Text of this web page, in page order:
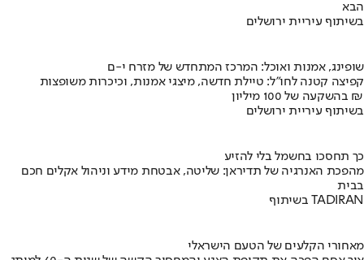
הבא
בשיתוף עיריית ירושלים
שופינג, אמנות ואוכל: המרכז המתחדש של מזרח י-ם
קפיצה קטנה לחו"ל: טיילת חדשה, מיצגי אמנות, וכיכרות משופצות
בהשקעה של 100 מיליון ₪
בשיתוף עיריית ירושלים
כך תחסכו בחשמל בלי להזיע
מהפכת האנרגיה של תדיראן: שליטה, אבטחת מידע וניהול אקלים חכם
בבית
בשיתוף TADIRAN
מאחורי הקלעים של הטעם הישראלי